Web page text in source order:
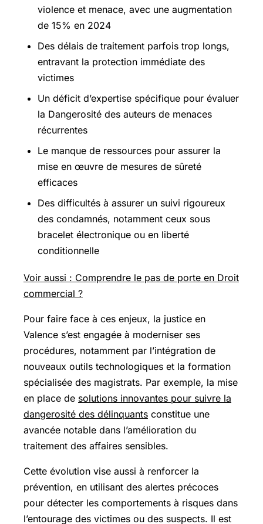
violence et menace, avec une augmentation
de 15% en 2024
Des délais de traitement parfois trop longs,
entravant la protection immédiate des
victimes
Un déficit d’expertise spécifique pour évaluer
la Dangerosité des auteurs de menaces
récurrentes
Le manque de ressources pour assurer la
mise en œuvre de mesures de sûreté
efficaces
Des difficultés à assurer un suivi rigoureux
des condamnés, notamment ceux sous
bracelet électronique ou en liberté
conditionnelle
Voir aussi : Comprendre le pas de porte en Droit
commercial ?
Pour faire face à ces enjeux, la justice en
Valence s’est engagée à moderniser ses
procédures, notamment par l’intégration de
nouveaux outils technologiques et la formation
spécialisée des magistrats. Par exemple, la mise
en place de solutions innovantes pour suivre la
dangerosité des délinquants constitue une
avancée notable dans l’amélioration du
traitement des affaires sensibles.
Cette évolution vise aussi à renforcer la
prévention, en utilisant des alertes précoces
pour détecter les comportements à risques dans
l’entourage des victimes ou des suspects. Il est